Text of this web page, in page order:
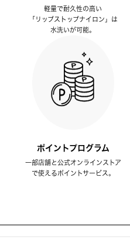
軽量で耐久性の高い
「リップストップナイロン」は
水洗いが可能。
ポイントプログラム
一部店舗と公式オンラインストア
で使えるポイントサービス。